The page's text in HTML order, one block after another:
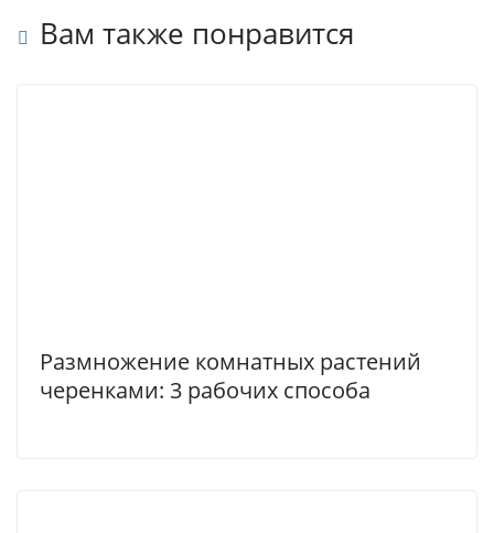
Вам также понравится
Размножение комнатных растений
черенками: 3 рабочих способа